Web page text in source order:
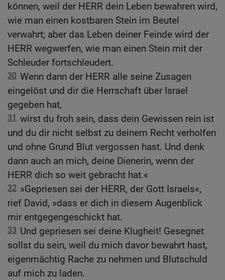
können, weil der HERR dein Leben bewahren wird,
wie man einen kostbaren Stein im Beutel
verwahrt; aber das Leben deiner Feinde wird der
HERR wegwerfen, wie man einen Stein mit der
Schleuder fortschleudert.
30 Wenn dann der HERR alle seine Zusagen
eingelöst und dir die Herrschaft über Israel
gegeben hat,
31 wirst du froh sein, dass dein Gewissen rein ist
und du dir nicht selbst zu deinem Recht verholfen
und ohne Grund Blut vergossen hast. Und denk
dann auch an mich, deine Dienerin, wenn der
HERR dich so weit gebracht hat.«
32 »Gepriesen sei der HERR, der Gott Israels«,
rief David, »dass er dich in diesem Augenblick
mir entgegengeschickt hat.
33 Und gepriesen sei deine Klugheit! Gesegnet
sollst du sein, weil du mich davor bewahrt hast,
eigenmächtig Rache zu nehmen und Blutschuld
auf mich zu laden.